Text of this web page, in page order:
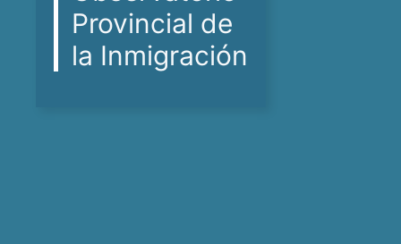
Provincial de
la Inmigración